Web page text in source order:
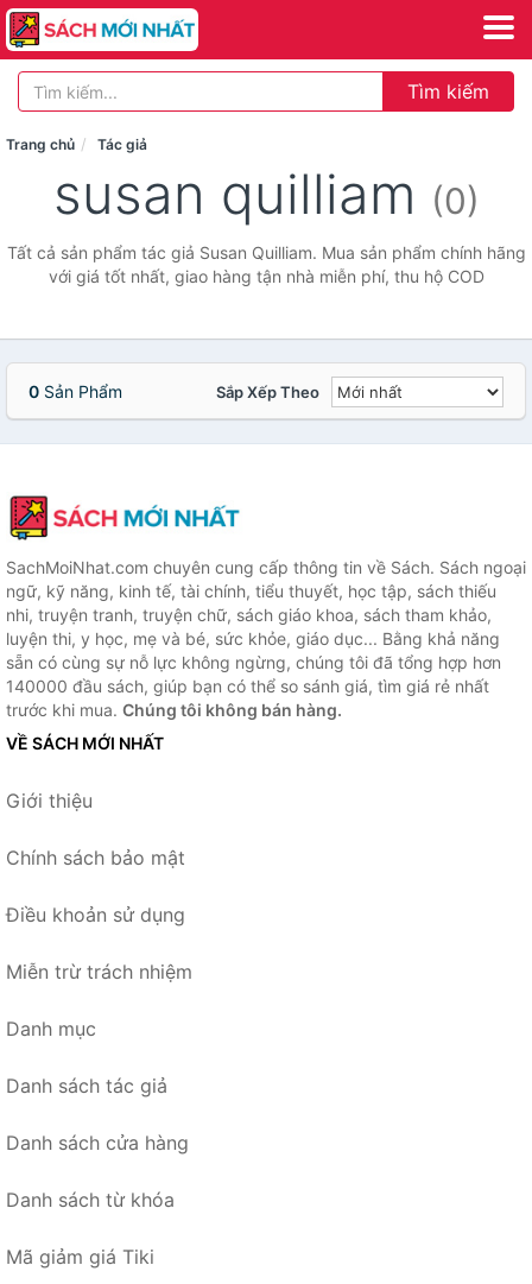
Tìm kiếm
Trang chủ Tác giả
susan quilliam (0)
Tất cả sản phẩm tác giả Susan Quilliam. Mua sản phẩm chính hãng
với giá tốt nhất, giao hàng tận nhà miễn phí, thu hộ COD
0 Sản Phẩm Sắp Xếp Theo
SachMoiNhat.com chuyên cung cấp thông tin về Sách. Sách ngoại
ngữ, kỹ năng, kinh tế, tài chính, tiểu thuyết, học tập, sách thiếu
nhi, truyện tranh, truyện chữ, sách giáo khoa, sách tham khảo,
luyện thi, y học, mẹ và bé, sức khỏe, giáo dục... Bằng khả năng
sẵn có cùng sự nỗ lực không ngừng, chúng tôi đã tổng hợp hơn
140000 đầu sách, giúp bạn có thể so sánh giá, tìm giá rẻ nhất
trước khi mua. Chúng tôi không bán hàng.
VỀ SÁCH MỚI NHẤT
Giới thiệu
Chính sách bảo mật
Điều khoản sử dụng
Miễn trừ trách nhiệm
Danh mục
Danh sách tác giả
Danh sách cửa hàng
Danh sách từ khóa
Mã giảm giá Tiki